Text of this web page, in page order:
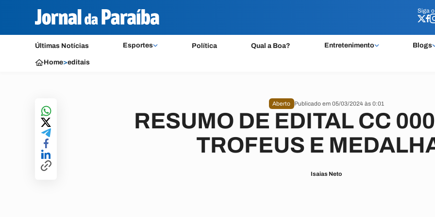
Siga o
Últimas Notícias Esportes Política Qual a Boa? Entretenimento Blogs
Siga o
Home>editais
Aberto Publicado em 05/03/2024 às 0:01
RESUMO DE EDITAL CC
TROFEUS E
Isaias Neto